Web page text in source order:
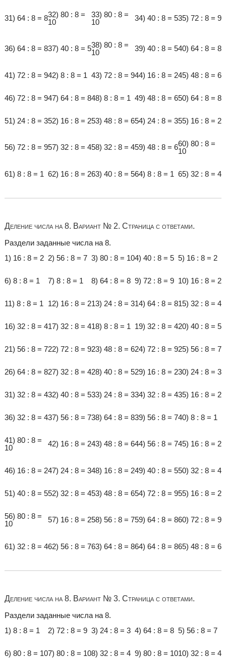
31) 64 : 8 = 832) 80 : 8 =
10
33) 80 : 8 =
10
34) 40 : 8 = 535) 72 : 8 = 9
36) 64 : 8 = 837) 40 : 8 = 538) 80 : 8 =
10
39) 40 : 8 = 540) 64 : 8 = 8
41) 72 : 8 = 942) 8 : 8 = 1 43) 72 : 8 = 944) 16 : 8 = 245) 48 : 8 = 6
46) 72 : 8 = 947) 64 : 8 = 848) 8 : 8 = 1 49) 48 : 8 = 650) 64 : 8 = 8
51) 24 : 8 = 352) 16 : 8 = 253) 48 : 8 = 654) 24 : 8 = 355) 16 : 8 = 2
56) 72 : 8 = 957) 32 : 8 = 458) 32 : 8 = 459) 48 : 8 = 660) 80 : 8 =
10
61) 8 : 8 = 1 62) 16 : 8 = 263) 40 : 8 = 564) 8 : 8 = 1 65) 32 : 8 = 4
Деление числа на 8. Вариант № 2. Страница с ответами.
Раздели заданные числа на 8.
1) 16 : 8 = 2 2) 56 : 8 = 7 3) 80 : 8 = 104) 40 : 8 = 5 5) 16 : 8 = 2
6) 8 : 8 = 1 7) 8 : 8 = 1 8) 64 : 8 = 8 9) 72 : 8 = 9 10) 16 : 8 = 2
11) 8 : 8 = 1 12) 16 : 8 = 213) 24 : 8 = 314) 64 : 8 = 815) 32 : 8 = 4
16) 32 : 8 = 417) 32 : 8 = 418) 8 : 8 = 1 19) 32 : 8 = 420) 40 : 8 = 5
21) 56 : 8 = 722) 72 : 8 = 923) 48 : 8 = 624) 72 : 8 = 925) 56 : 8 = 7
26) 64 : 8 = 827) 32 : 8 = 428) 40 : 8 = 529) 16 : 8 = 230) 24 : 8 = 3
31) 32 : 8 = 432) 40 : 8 = 533) 24 : 8 = 334) 32 : 8 = 435) 16 : 8 = 2
36) 32 : 8 = 437) 56 : 8 = 738) 64 : 8 = 839) 56 : 8 = 740) 8 : 8 = 1
41) 80 : 8 =
10
42) 16 : 8 = 243) 48 : 8 = 644) 56 : 8 = 745) 16 : 8 = 2
46) 16 : 8 = 247) 24 : 8 = 348) 16 : 8 = 249) 40 : 8 = 550) 32 : 8 = 4
51) 40 : 8 = 552) 32 : 8 = 453) 48 : 8 = 654) 72 : 8 = 955) 16 : 8 = 2
56) 80 : 8 =
10
57) 16 : 8 = 258) 56 : 8 = 759) 64 : 8 = 860) 72 : 8 = 9
61) 32 : 8 = 462) 56 : 8 = 763) 64 : 8 = 864) 64 : 8 = 865) 48 : 8 = 6
Деление числа на 8. Вариант № 3. Страница с ответами.
Раздели заданные числа на 8.
1) 8 : 8 = 1
2) 72 : 8 = 9 3) 24 : 8 = 3 4) 64 : 8 = 8 5) 56 : 8 = 7
6) 80 : 8 = 107) 80 : 8 = 108) 32 : 8 = 4 9) 80 : 8 = 1010) 32 : 8 = 4